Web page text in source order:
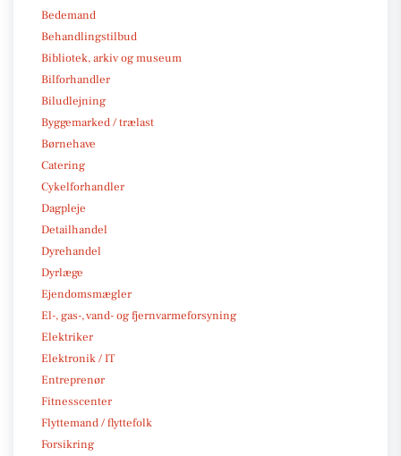
Bedemand
Behandlingstilbud
Bibliotek, arkiv og museum
Bilforhandler
Biludlejning
Byggemarked / trælast
Børnehave
Catering
Cykelforhandler
Dagpleje
Detailhandel
Dyrehandel
Dyrlæge
Ejendomsmægler
El-, gas-, vand- og fjernvarmeforsyning
Elektriker
Elektronik / IT
Entreprenør
Fitnesscenter
Flyttemand / flyttefolk
Forsikring